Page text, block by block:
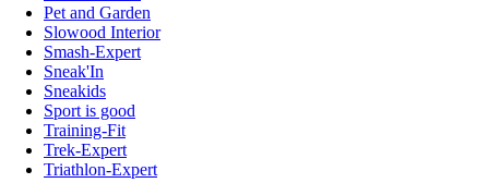
Pet and Garden
Slowood Interior
Smash-Expert
Sneak'In
Sneakids
Sport is good
Training-Fit
Trek-Expert
Triathlon-Expert